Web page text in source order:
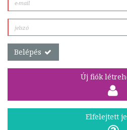
Belépés
Új fiók
Elfelejtett